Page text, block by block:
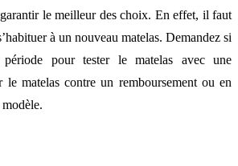
le meilleur des choix. En effet, il faut
à un nouveau matelas. Demandez si
pour tester le matelas avec une
le matelas contre un remboursement ou en